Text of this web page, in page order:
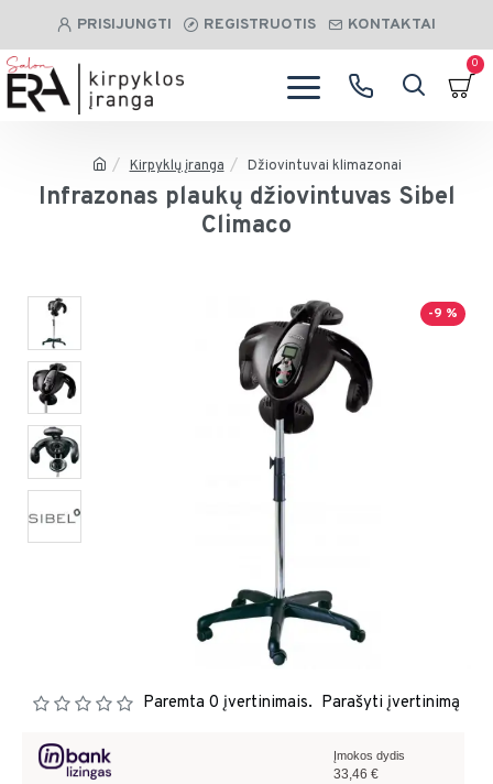
PRISIJUNGTI REGISTRUOTIS KONTAKTAI
0
Kirpyklų įranga Džiovintuvai klimazonai
Infrazonas plaukų džiovintuvas Sibel
Climaco
-9 %
Paremta 0 įvertinimais. Parašyti įvertinimą
Įmokos dydis
33,46 €